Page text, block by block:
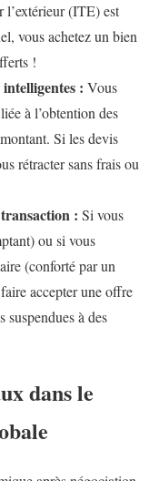
l’extérieur (ITE) est
vous achetez un bien
!
: Vous
à l’obtention des
Si les devis
rétracter sans frais ou
: Si vous
ou si vous
(conforté par un
accepter une offre
suspendues à des
dans le